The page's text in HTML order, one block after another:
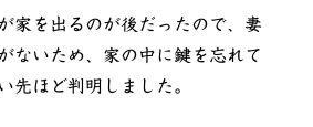
家を出るのが後だったので、妻
ないため、家の中に鍵を忘れて
先ほど判明しました。